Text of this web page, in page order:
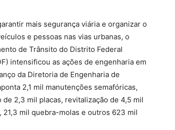
mais segurança viária e organizar o
e pessoas nas vias urbanas, o
de Trânsito do Distrito Federal
intensificou as ações de engenharia em
da Diretoria de Engenharia de
2,1 mil manutenções semafóricas,
de 2,3 mil placas, revitalização de 4,5 mil
mil quebra-molas e outros 623 mil